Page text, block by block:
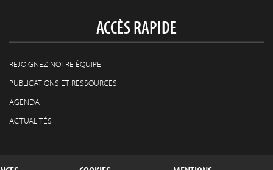
ACCÈS RAPIDE
REJOIGNEZ NOTRE ÉQUIPE
PUBLICATIONS ET RESSOURCES
AGENDA
ACTUALITÉS